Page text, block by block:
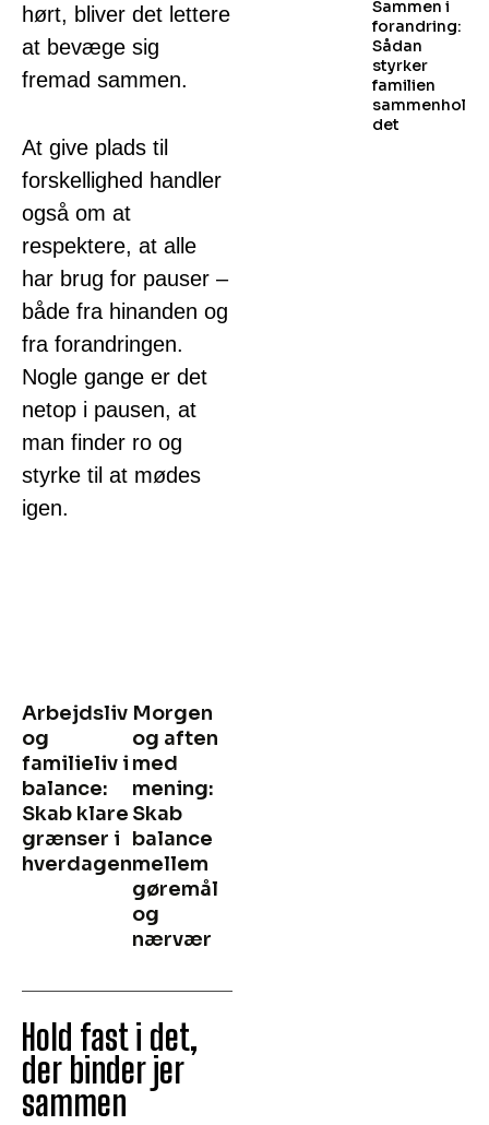
hørt, bliver det lettere
at bevæge sig
fremad sammen.
At give plads til
forskellighed handler
også om at
respektere, at alle
har brug for pauser –
både fra hinanden og
fra forandringen.
Nogle gange er det
netop i pausen, at
man finder ro og
styrke til at mødes
igen.
Arbejdsliv
og
familieliv i
balance:
Skab klare
grænser i
hverdagen
Morgen
og aften
med
mening:
Skab
balance
mellem
gøremål
og
nærvær
Hold fast i det,
der binder jer
sammen
Sammen i
forandring:
Sådan
styrker
familien
sammenhol
det